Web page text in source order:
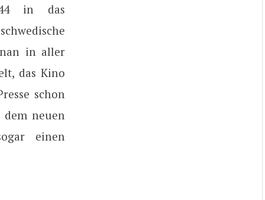
in das
in aller
das Kino
schon
neuen
einen